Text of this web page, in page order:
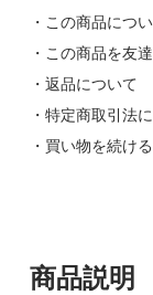
・この商品につ
・この商品を友
・返品について
・特定商取引法
・買い物を続ける
商品説明